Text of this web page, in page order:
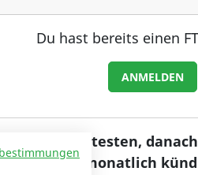
Du hast bereits einen
ANMELDEN
kostenlos testen,
(monatlich